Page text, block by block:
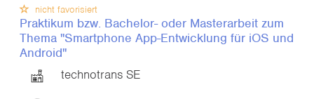
nicht favorisiert
Praktikum bzw. Bachelor- oder Masterarbeit zum
Thema "Smartphone App-Entwicklung für iOS und
Android"
technotrans SE